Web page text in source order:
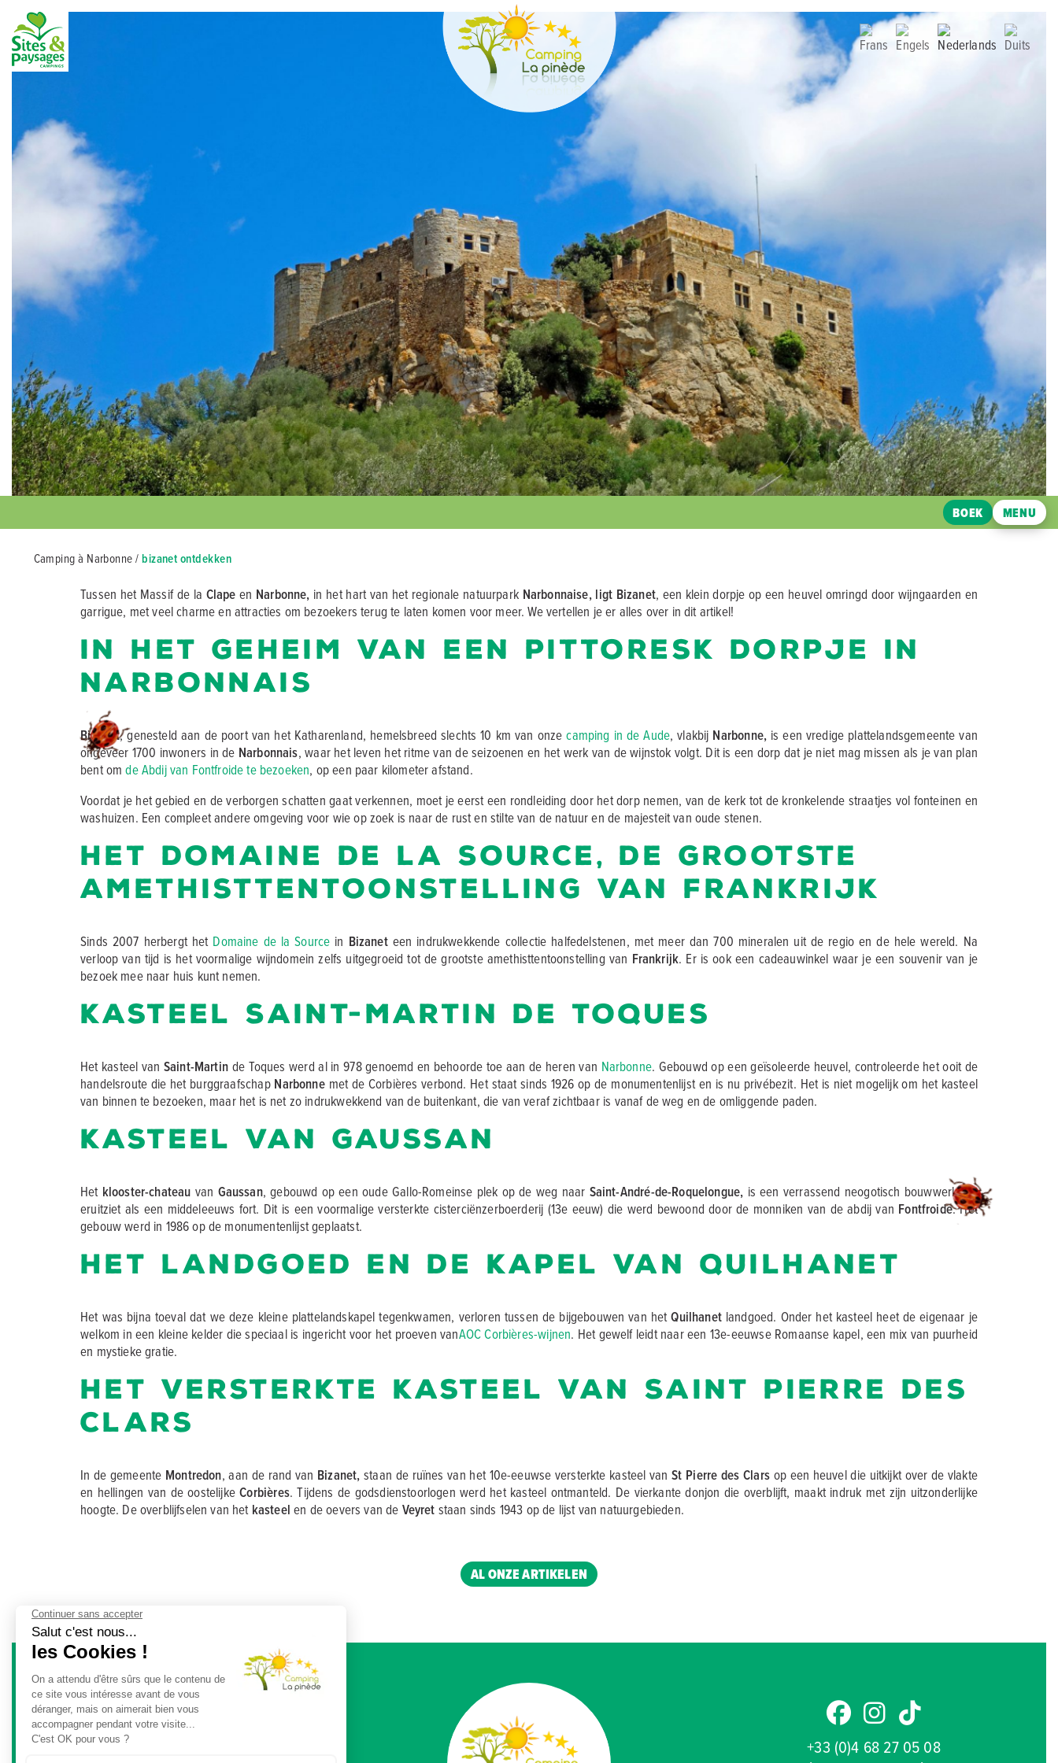
BOEK MENU
Camping à Narbonne/bizanet ontdekken
Tussen het Massif de la Clape en Narbonne, in het hart van het regionale natuurpark Narbonnaise, ligt Bizanet, een klein dorpje op een heuvel omringd door wijngaarden en
garrigue, met veel charme en attracties om bezoekers terug te laten komen voor meer. We vertellen je er alles over in dit artikel!
In het geheim van een pittoresk dorpje in
Narbonnais
Bizanet, genesteld aan de poort van het Katharenland, hemelsbreed slechts 10 km van onzecamping in de Aude, vlakbij Narbonne, is een vredige plattelandsgemeente van
ongeveer 1700 inwoners in de Narbonnais, waar het leven het ritme van de seizoenen en het werk van de wijnstok volgt. Dit is een dorp dat je niet mag missen als je van plan
bent omde Abdij van Fontfroide te bezoeken, op een paar kilometer afstand.
Voordat je het gebied en de verborgen schatten gaat verkennen, moet je eerst een rondleiding door het dorp nemen, van de kerk tot de kronkelende straatjes vol fonteinen en
washuizen. Een compleet andere omgeving voor wie op zoek is naar de rust en stilte van de natuur en de majesteit van oude stenen.
Het Domaine de la Source, de grootste
amethisttentoonstelling van Frankrijk
Sinds 2007 herbergt het Domaine de la Source in Bizaneteen indrukwekkende collectie halfedelstenen, met meer dan 700 mineralen uit de regio en de hele wereld. Na
verloop van tijd is het voormalige wijndomein zelfs uitgegroeid tot de grootste amethisttentoonstelling van Frankrijk. Er is ook een cadeauwinkel waar je een souvenir van je
bezoek mee naar huis kunt nemen.
Kasteel Saint-Martin de Toques
Het kasteel van Saint-Martin de Toques werd al in 978 genoemd en behoorde toe aan de heren van Narbonne. Gebouwd op een geïsoleerde heuvel, controleerde het ooit de
handelsroute die het burggraafschap Narbonnemet de Corbières verbond. Het staat sinds 1926 op de monumentenlijst en is nu privébezit. Het is niet mogelijk om het kasteel
van binnen te bezoeken, maar het is net zo indrukwekkend van de buitenkant, die van veraf zichtbaar is vanaf de weg en de omliggende paden.
Kasteel van Gaussan
Het klooster-chateau van Gaussan, gebouwd op een oude Gallo-Romeinse plek op de weg naar Saint-André-de-Roquelongue, is een verrassend neogotisch bouwwerk dat
eruitziet als een middeleeuws fort. Dit is een voormalige versterkte cisterciënzerboerderij (13e eeuw) die werd bewoond door de monniken van de abdij van Fontfroide. Het
gebouw werd in 1986 op de monumentenlijst geplaatst.
Het landgoed en de kapel van Quilhanet
Het was bijna toeval dat we deze kleine plattelandskapel tegenkwamen, verloren tussen de bijgebouwen van hetQuilhanetlandgoed. Onder het kasteel heet de eigenaar je
welkom in een kleine kelder die speciaal is ingericht voor het proeven vanAOC Corbières-wijnen. Het gewelf leidt naar een 13e-eeuwse Romaanse kapel, een mix van puurheid
en mystieke gratie.
Het versterkte kasteel van Saint Pierre des
Clars
In de gemeente Montredon, aan de rand van Bizanet, staan de ruïnes van het 10e-eeuwse versterkte kasteel van St Pierre des Clarsop een heuvel die uitkijkt over de vlakte
en hellingen van de oostelijkeCorbières. Tijdens de godsdienstoorlogen werd het kasteel ontmanteld. De vierkante donjon die overblijft, maakt indruk met zijn uitzonderlijke
hoogte. De overblijfselen van het kasteel en de oevers van de Veyret staan sinds 1943 op de lijst van natuurgebieden.
AL ONZE ARTIKELEN
Camping La Pinède ***
Rue des Rousillous - 11200 Lézignan-Corbières
+33 (0)4 68 27 05 08